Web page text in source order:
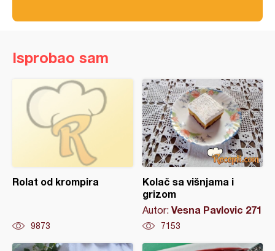
Isprobao sam
Rolat od krompira
9873
Kolač sa višnjama i
grizom
Autor: Vesna Pavlovic 271
7153